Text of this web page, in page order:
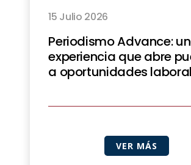
15 Julio 2026
Periodismo Advance:
experiencia que abre
a oportunidades
VER MÁS